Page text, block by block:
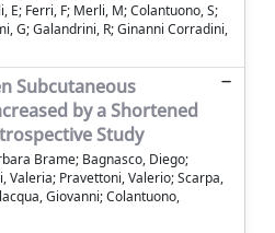
E; Ferri, F; Merli, M; Colantuono, S;
G; Galandrini, R; Ginanni Corradini,
Subcutaneous
by a Shortened
Study
Brame; Bagnasco, Diego;
Valeria; Pravettoni, Valerio; Scarpa,
Giovanni; Colantuono,